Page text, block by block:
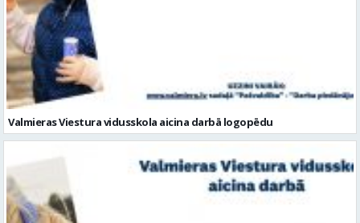
Valmieras Viestura vidusskola aicina darbā logopēdu